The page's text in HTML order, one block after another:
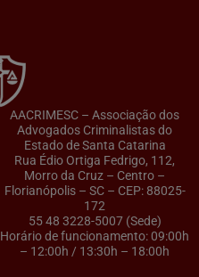
AACRIMESC – Associação dos
Advogados Criminalistas do
Estado de Santa Catarina
Rua Édio Ortiga Fedrigo, 112,
Morro da Cruz – Centro –
Florianópolis – SC – CEP: 88025-
172
55 48 3228-5007 (Sede)
Horário de funcionamento: 09:00h
– 12:00h / 13:30h – 18:00h